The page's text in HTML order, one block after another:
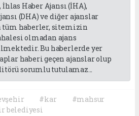
İhlas Haber Ajansı (İHA),
(DHA) ve diğer ajanslar
tüm haberler, sitemizin
olmadan ajans
Bu haberlerde yer
haberi geçen ajanslar olup
sorumlu tutulamaz...
#kar
#mahsur
belediyesi